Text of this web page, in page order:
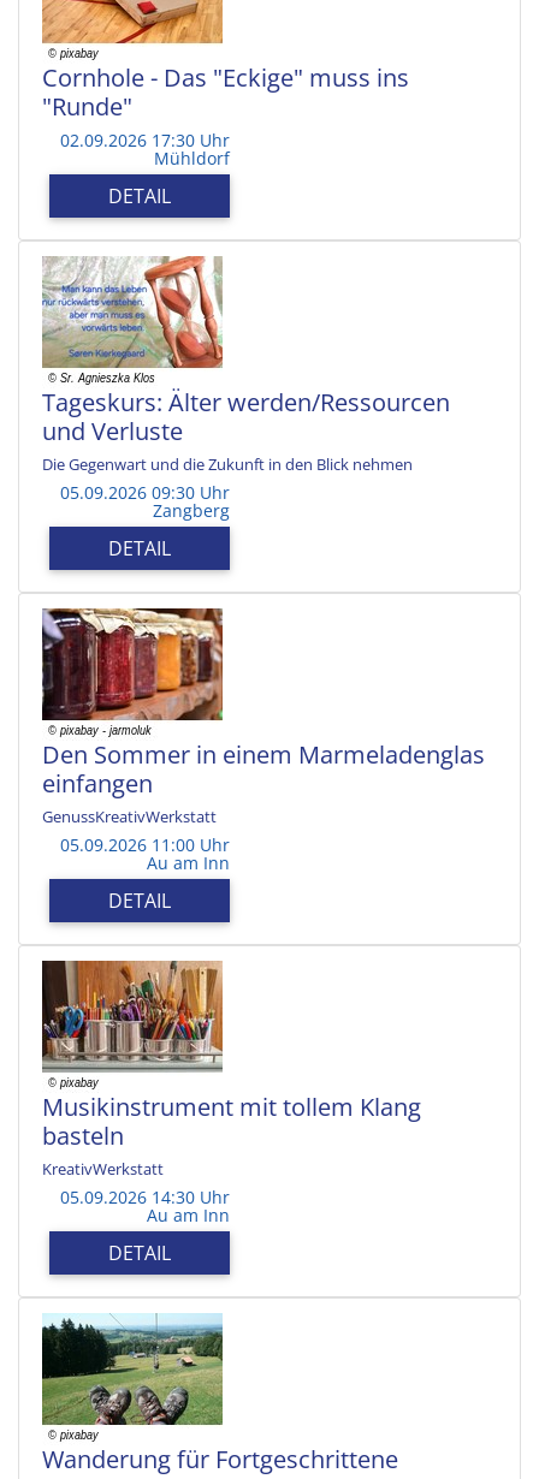
Cornhole - Das "Eckige" muss ins
"Runde"
02.09.2026 17:30 Uhr
Mühldorf
DETAIL
Tageskurs: Älter werden/Ressourcen
und Verluste
Die Gegenwart und die Zukunft in den Blick nehmen
05.09.2026 09:30 Uhr
Zangberg
DETAIL
Den Sommer in einem Marmeladenglas
einfangen
GenussKreativWerkstatt
05.09.2026 11:00 Uhr
Au am Inn
DETAIL
Musikinstrument mit tollem Klang
basteln
KreativWerkstatt
05.09.2026 14:30 Uhr
Au am Inn
DETAIL
Wanderung für Fortgeschrittene